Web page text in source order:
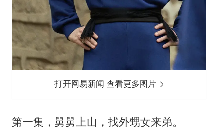
打开网易新闻 查看更多图片
第一集，舅舅上山，找外甥女来弟。